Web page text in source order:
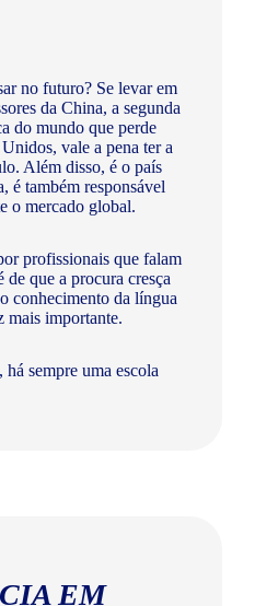
no futuro? Se levar em
da China, a segunda
do mundo que perde
vale a pena ter a
Além disso, é o país
é também responsável
o mercado global.
profissionais que falam
de que a procura cresça
conhecimento da língua
mais importante.
sempre uma escola
EM